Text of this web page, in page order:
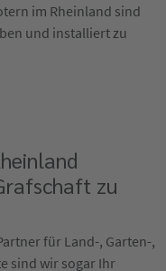
im Rheinland sind
und installiert zu
zu
für Land-, Garten-,
sind wir sogar Ihr